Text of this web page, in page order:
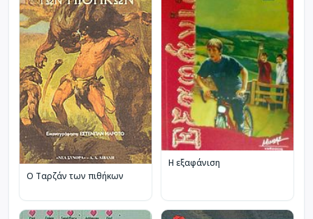
Ο Ταρζάν των πιθήκων
Η εξαφάνιση